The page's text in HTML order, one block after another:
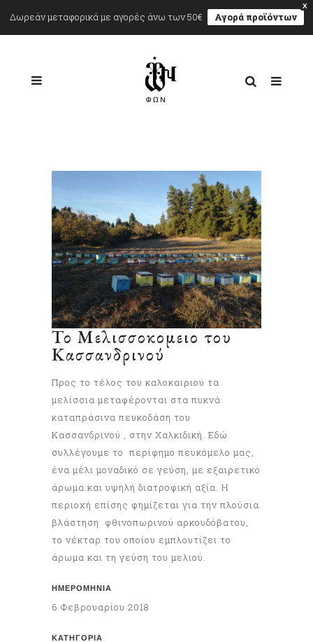
X
Δωρεάν μεταφορικά με αγορές άνω των 50€ Αγορά προϊόντων
Το Μελισσοκομειο του
Κασσανδρινού
Προς το τέλος του καλοκαιριού τα
μελίσσια μεταφέρονται στα πυκνά
καταπράσινα πευκοδάση του
Κασσανδρινού , στην Χαλκιδική. Εδώ
συλλέγουμε το περίφημο πευκόμελο μας,
ένα μέλι μοναδικό σε γεύση, με εξαιρετικό
άρωμα και υψηλή διατροφική αξία. Η
περιοχή επίσης φημίζεται για την πλούσια
βλάστηση φθινοπωρινού αρκουδόβατου,
το νέκταρ του οποίου εμπλουτίζει το
άρωμα και τη γεύση του μελιού.
ΗΜΕΡΟΜΗΝΊΑ
6 Φεβρουαρίου 2018
ΚΑΤΗΓΟΡΊΑ